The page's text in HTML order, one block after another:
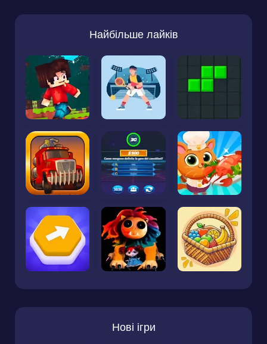
Найбільше лайків
Нові ігри